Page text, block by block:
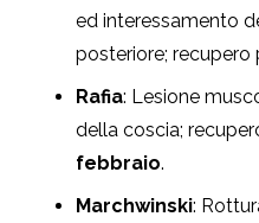
ed interessamento
posteriore; recupero
Rafia: Lesione
della coscia;
febbraio.
Marchwinski: